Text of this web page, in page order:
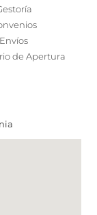
Envíos
de Apertura